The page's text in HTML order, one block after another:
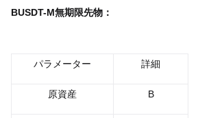
BUSDT-M無期限先物：
パラメーター 詳細
原資産 B